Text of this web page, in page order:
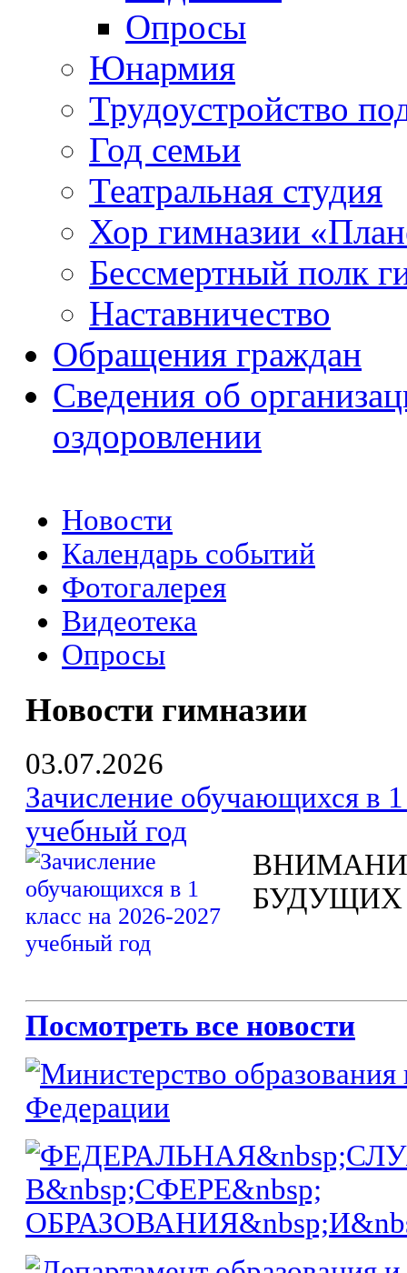
Опросы
Юнармия
Трудоустройство
Год семьи
Театральная студия
Хор гимназии
Бессмертный полк
Наставничество
Обращения граждан
Сведения об
оздоровлении
Новости
Календарь событий
Фотогалерея
Видеотека
Опросы
Новости гимназии
03.07.2026
Зачисление обучающихся в
учебный год
БУДУЩИХ
Посмотреть все новости